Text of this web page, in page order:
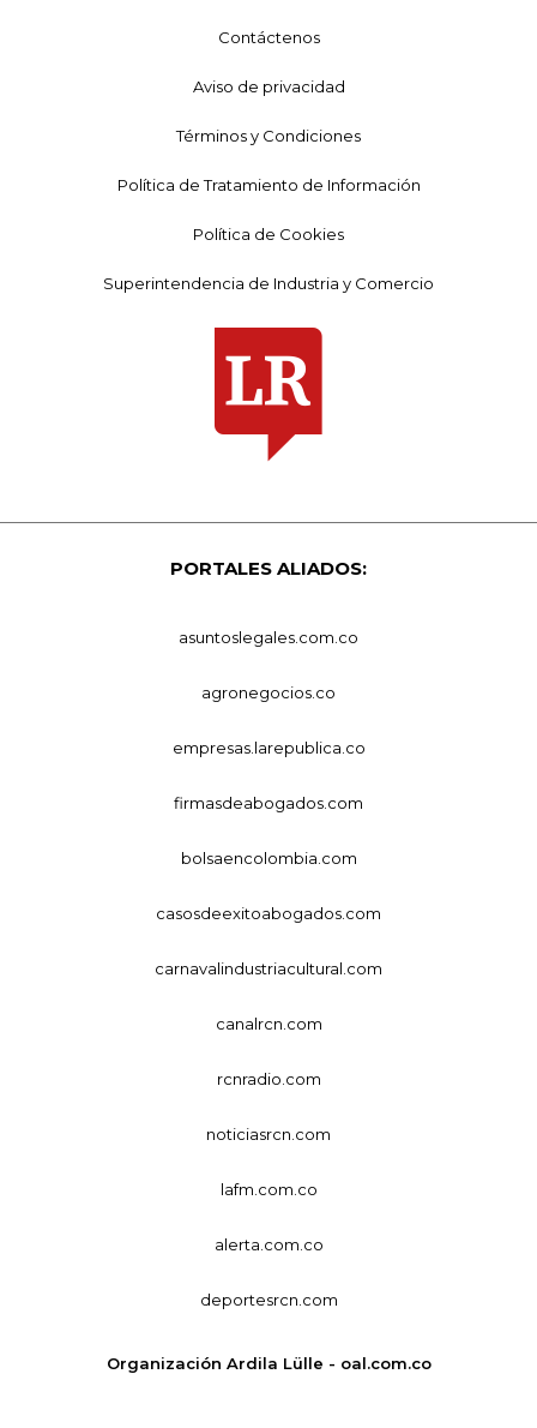
Contáctenos
Aviso de privacidad
Términos y Condiciones
Política de Tratamiento de Información
Política de Cookies
Superintendencia de Industria y Comercio
PORTALES ALIADOS:
asuntoslegales.com.co
agronegocios.co
empresas.larepublica.co
firmasdeabogados.com
bolsaencolombia.com
casosdeexitoabogados.com
carnavalindustriacultural.com
canalrcn.com
rcnradio.com
noticiasrcn.com
lafm.com.co
alerta.com.co
deportesrcn.com
Organización Ardila Lülle - oal.com.co